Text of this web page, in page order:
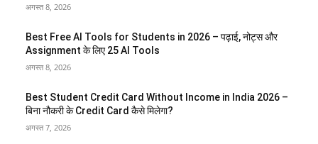
अगस्त 8, 2026
Best Free AI Tools for Students in 2026 – पढ़ाई, नोट्स और
Assignment के लिए 25 AI Tools
अगस्त 8, 2026
Best Student Credit Card Without Income in India 2026 –
बिना नौकरी के Credit Card कैसे मिलेगा?
अगस्त 7, 2026